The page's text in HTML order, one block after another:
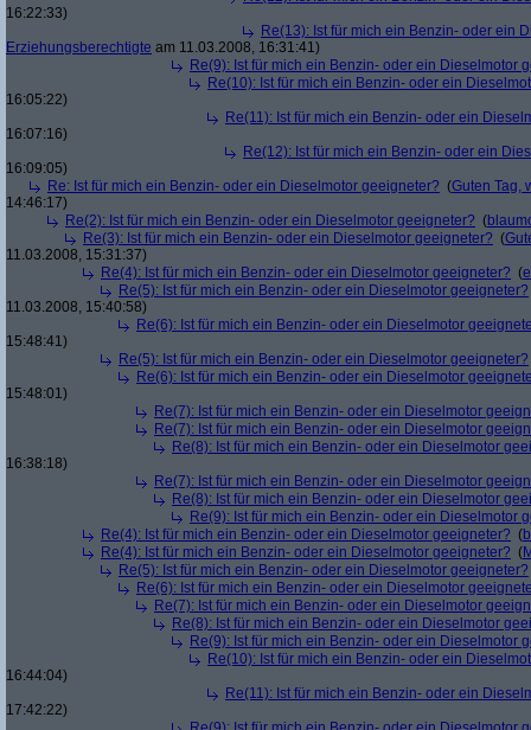
16:22:33)
Re(13): Ist für mich ein Benzin- oder ein
Erziehungsberechtigte am 11.03.2008, 16:31:41)
Re(9): Ist für mich ein Benzin- oder ein Dieselmotor
Re(10): Ist für mich ein Benzin- oder ein
16:05:22)
Re(11): Ist für mich ein Benzin- oder ein
16:07:16)
Re(12): Ist für mich ein Benzin- oder ein
16:09:05)
Re: Ist für mich ein Benzin- oder ein Dieselmotor geeigneter? (Guten Tag,
14:46:17)
Re(2): Ist für mich ein Benzin- oder ein Dieselmotor geeigneter? (
Re(3): Ist für mich ein Benzin- oder ein Dieselmotor geeigneter? (
11.03.2008, 15:31:37)
Re(4): Ist für mich ein Benzin- oder ein Dieselmotor geeigneter? (
Re(5): Ist für mich ein Benzin- oder ein Dieselmotor geeigneter?
11.03.2008, 15:40:58)
Re(6): Ist für mich ein Benzin- oder ein Dieselmotor
15:48:41)
Re(5): Ist für mich ein Benzin- oder ein Dieselmotor geeigneter?
Re(6): Ist für mich ein Benzin- oder ein Dieselmotor
15:48:01)
Re(7): Ist für mich ein Benzin- oder ein Dieselmotor
Re(7): Ist für mich ein Benzin- oder ein Dieselmotor
Re(8): Ist für mich ein Benzin- oder ein Dieselmotor
16:38:18)
Re(7): Ist für mich ein Benzin- oder ein Dieselmotor
Re(8): Ist für mich ein Benzin- oder ein Dieselmotor
Re(9): Ist für mich ein Benzin- oder ein Dieselmotor
Re(4): Ist für mich ein Benzin- oder ein Dieselmotor geeigneter? (
Re(4): Ist für mich ein Benzin- oder ein Dieselmotor geeigneter? (
Re(5): Ist für mich ein Benzin- oder ein Dieselmotor geeigneter?
Re(6): Ist für mich ein Benzin- oder ein Dieselmotor
Re(7): Ist für mich ein Benzin- oder ein Dieselmotor
Re(8): Ist für mich ein Benzin- oder ein Dieselmotor
Re(9): Ist für mich ein Benzin- oder ein Dieselmotor
Re(10): Ist für mich ein Benzin- oder ein
16:44:04)
Re(11): Ist für mich ein Benzin- oder ein
17:42:22)